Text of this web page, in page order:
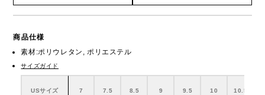
商品仕様
素材:ポリウレタン, ポリエステル
サイズガイド
USサイズ 7 7.5 8.5 9 9.5 10 10.5